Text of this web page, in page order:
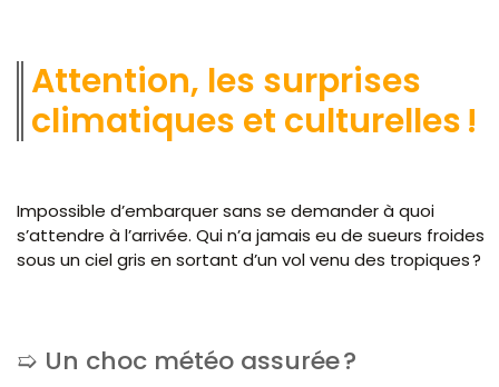
Attention, les surprises
climatiques et culturelles !
Impossible d’embarquer sans se demander à quoi
s’attendre à l’arrivée. Qui n’a jamais eu de sueurs froides
sous un ciel gris en sortant d’un vol venu des tropiques ?
Un choc météo assurée ?